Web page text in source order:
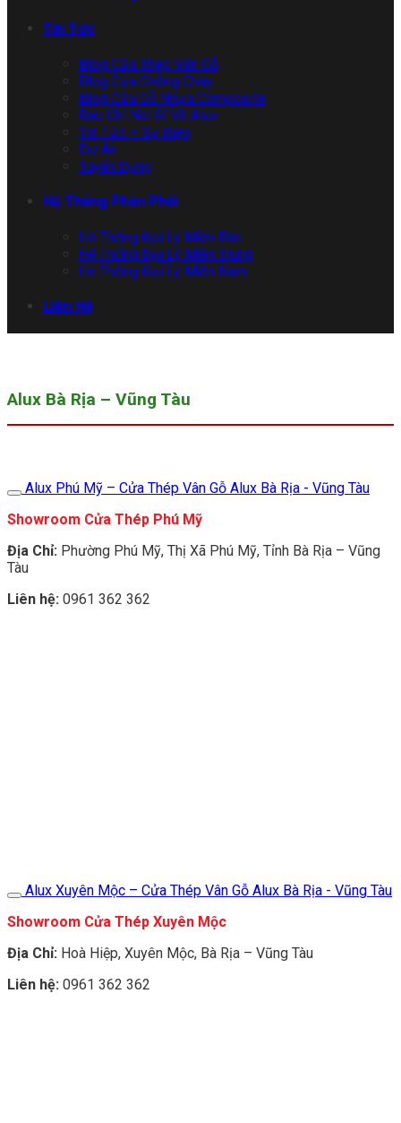
Tin Tức
Blog Cửa Thép Vân Gỗ
Blog Cửa Chống Cháy
Blog Cửa Gỗ Nhựa Composite
Báo Chí Nói Gì Về Alux
Tin Tức – Sự Kiện
Dự Án
Tuyển Dụng
Hệ Thống Phân Phối
Hệ Thống Đại Lý Miền Bắc
Hệ Thống Đại Lý Miền Trung
Hệ Thống Đại Lý Miền Nam
Liên Hệ
Alux Bà Rịa – Vũng Tàu
Alux Phú Mỹ – Cửa Thép Vân Gỗ Alux Bà Rịa - Vũng Tàu
Showroom Cửa Thép Phú Mỹ
Địa Chỉ: Phường Phú Mỹ, Thị Xã Phú Mỹ, Tỉnh Bà Rịa – Vũng
Tàu
Liên hệ: 0961 362 362
Alux Xuyên Mộc – Cửa Thép Vân Gỗ Alux Bà Rịa - Vũng Tàu
Showroom Cửa Thép Xuyên Mộc
Địa Chỉ: Hoà Hiệp, Xuyên Mộc, Bà Rịa – Vũng Tàu
Liên hệ: 0961 362 362